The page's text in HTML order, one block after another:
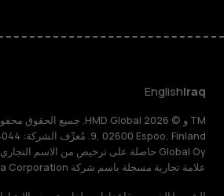
Iraq
English
علامة تجارية مسجلة باسم شركة Nokia Corporation.